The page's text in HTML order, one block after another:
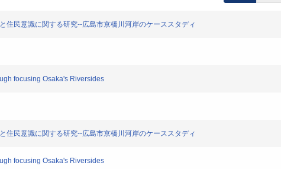
住民意識に関する研究--広島市京橋川河岸のケーススタディ
focusing Osaka's Riversides
住民意識に関する研究--広島市京橋川河岸のケーススタディ
focusing Osaka's Riversides